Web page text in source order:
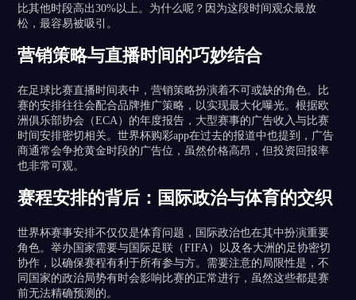
比其他时段高出30%以上。为什么呢？因为这段时间观众最放
松，最容易被吸引。
营销策略与直播时间的巧妙结合
在足球比赛直播时间表中，营销策略扮演着不可或缺的角色。比
赛的安排往往会配合品牌推广策略，以实现最大化曝光。根据欧
洲俱乐部协会（ECA）的年度报告，大型赛事的广告收入与比赛
时间安排密切相关。世界杯购彩app在过去的报道中也提到，广告
商通常会争抢黄金时段的广告位，虽然价格高昂，但投资回报率
也非常可观。
赛程安排的背后：国际政治与体育的交织
世界杯赛事安排不仅仅是体育问题，国际政治也在其中扮演重要
角色。举办国家需要与国际足联（FIFA）以及各大洲的足协密切
协作，以确保赛程有利于所有参与方。需要注意的局限性是，不
同国家的政治局势有时会影响比赛的正常进行，虽然这些都是赛
前无法精确预测的。